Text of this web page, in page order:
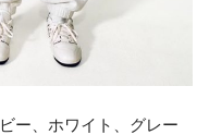
ー、ホワイト、グレー